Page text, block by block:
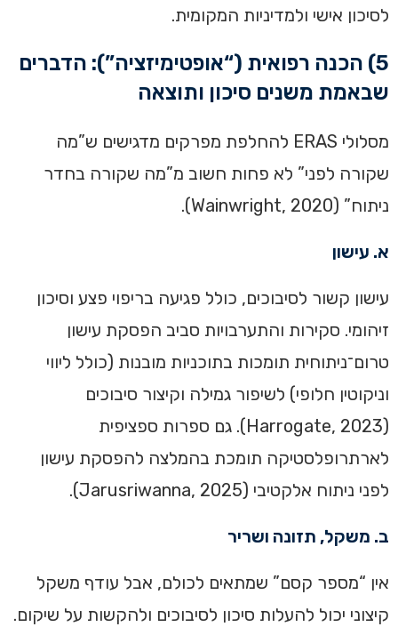
לסיכון אישי ולמדיניות המקומית.
5) הכנה רפואית (“אופטימיזציה”): הדברים
שבאמת משנים סיכון ותוצאה
מסלולי ERAS להחלפת מפרקים מדגישים ש”מה
שקורה לפני” לא פחות חשוב מ”מה שקורה בחדר
ניתוח” (Wainwright, 2020).
א. עישון
עישון קשור לסיבוכים, כולל פגיעה בריפוי פצע וסיכון
זיהומי. סקירות והתערבויות סביב הפסקת עישון
טרום־ניתוחית תומכות בתוכניות מובנות (כולל ליווי
וניקוטין חלופי) לשיפור גמילה וקיצור סיבוכים
(Harrogate, 2023). גם ספרות ספציפית
לארתרופלסטיקה תומכת בהמלצה להפסקת עישון
לפני ניתוח אלקטיבי (Jarusriwanna, 2025).
ב. משקל, תזונה ושריר
אין “מספר קסם” שמתאים לכולם, אבל עודף משקל
קיצוני יכול להעלות סיכון לסיבוכים ולהקשות על שיקום.